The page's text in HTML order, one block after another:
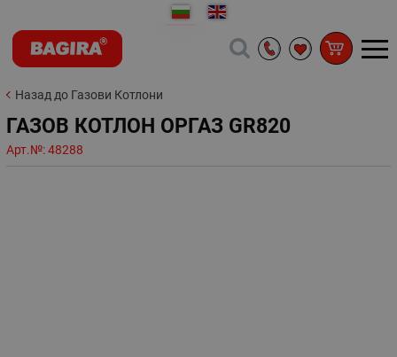
Назад до Газови Котлони
ГАЗОВ КОТЛОН ОРГАЗ GR820
Арт.№:48288